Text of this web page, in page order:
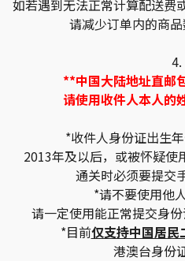
如若遇到无法正常计算配送费
请减少订单内的商品
4.
**中国大陆地址直邮
请使用收件人本人的
*收件人身份证出生年
2013年及以后，或被怀疑使
通关时必须要提交
*请不要使用他
请一定使用能正常提交身份
*目前仅支持中国居民
港澳台身份